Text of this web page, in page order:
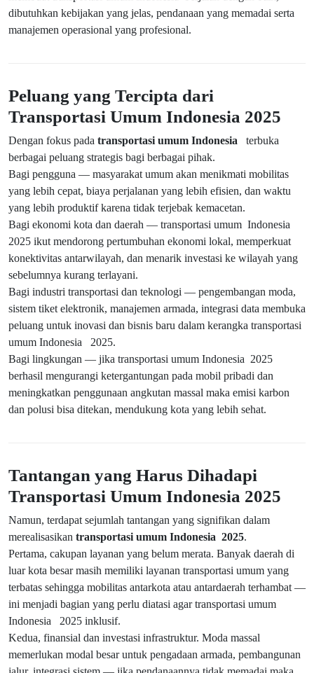
dibutuhkan kebijakan yang jelas, pendanaan yang memadai serta
manajemen operasional yang profesional.
Peluang yang Tercipta dari
Transportasi Umum Indonesia 2025
Dengan fokus pada transportasi umum Indonesia
terbuka
berbagai peluang strategis bagi berbagai pihak.
Bagi pengguna — masyarakat umum akan menikmati mobilitas
yang lebih cepat, biaya perjalanan yang lebih efisien, dan waktu
yang lebih produktif karena tidak terjebak kemacetan.
Bagi ekonomi kota dan daerah — transportasi umum Indonesia
2025 ikut mendorong pertumbuhan ekonomi lokal, memperkuat
konektivitas antarwilayah, dan menarik investasi ke wilayah yang
sebelumnya kurang terlayani.
Bagi industri transportasi dan teknologi — pengembangan moda,
sistem tiket elektronik, manajemen armada, integrasi data membuka
peluang untuk inovasi dan bisnis baru dalam kerangka transportasi
umum Indonesia 2025.
Bagi lingkungan — jika transportasi umum Indonesia 2025
berhasil mengurangi ketergantungan pada mobil pribadi dan
meningkatkan penggunaan angkutan massal maka emisi karbon
dan polusi bisa ditekan, mendukung kota yang lebih sehat.
Tantangan yang Harus Dihadapi
Transportasi Umum Indonesia 2025
Namun, terdapat sejumlah tantangan yang signifikan dalam
merealisasikan transportasi umum Indonesia 2025.
Pertama, cakupan layanan yang belum merata. Banyak daerah di
luar kota besar masih memiliki layanan transportasi umum yang
terbatas sehingga mobilitas antarkota atau antardaerah terhambat —
ini menjadi bagian yang perlu diatasi agar transportasi umum
Indonesia 2025 inklusif.
Kedua, finansial dan investasi infrastruktur. Moda massal
memerlukan modal besar untuk pengadaan armada, pembangunan